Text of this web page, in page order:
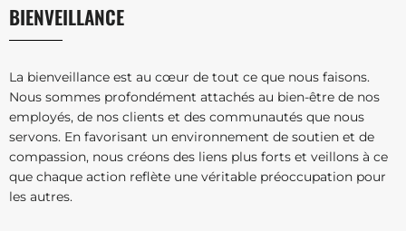
BIENVEILLANCE
La bienveillance est au cœur de tout ce que nous faisons.
Nous sommes profondément attachés au bien-être de nos
employés, de nos clients et des communautés que nous
servons. En favorisant un environnement de soutien et de
compassion, nous créons des liens plus forts et veillons à ce
que chaque action reflète une véritable préoccupation pour
les autres.